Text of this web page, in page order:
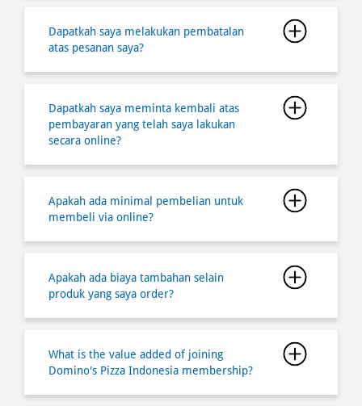
Dapatkah saya melakukan pembatalan
atas pesanan saya?
Dapatkah saya meminta kembali atas
pembayaran yang telah saya lakukan
secara online?
Apakah ada minimal pembelian untuk
membeli via online?
Apakah ada biaya tambahan selain
produk yang saya order?
What is the value added of joining
Domino's Pizza Indonesia membership?